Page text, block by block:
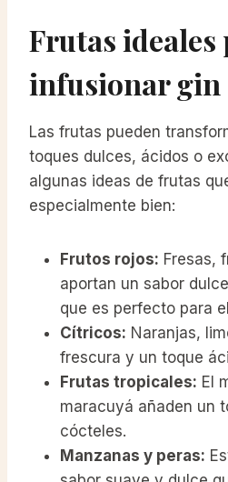
Frutas ideales
infusionar gin
Las frutas pueden
toques dulces, ácidos o
algunas ideas de frutas
especialmente bien:
Frutos rojos: Fresas,
aportan un sabor
que es perfecto para
Cítricos: Naranjas,
frescura y un toque
Frutas tropicales: El
maracuyá añaden un
cócteles.
Manzanas y peras: